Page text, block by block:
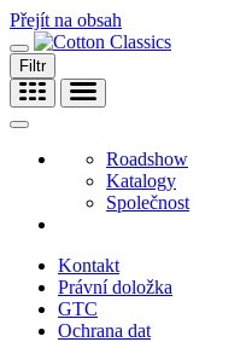
Přejít na obsah
Filtr
Roadshow
Katalogy
Společnost
Kontakt
Právní doložka
GTC
Ochrana dat